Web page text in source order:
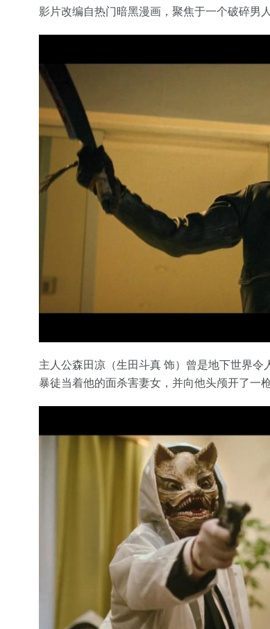
影片改编自热门暗黑漫画，聚焦于一个破碎男
主人公森田凉（生田斗真 饰）曾是地下世界
暴徒当着他的面杀害妻女，并向他头颅开了一枪